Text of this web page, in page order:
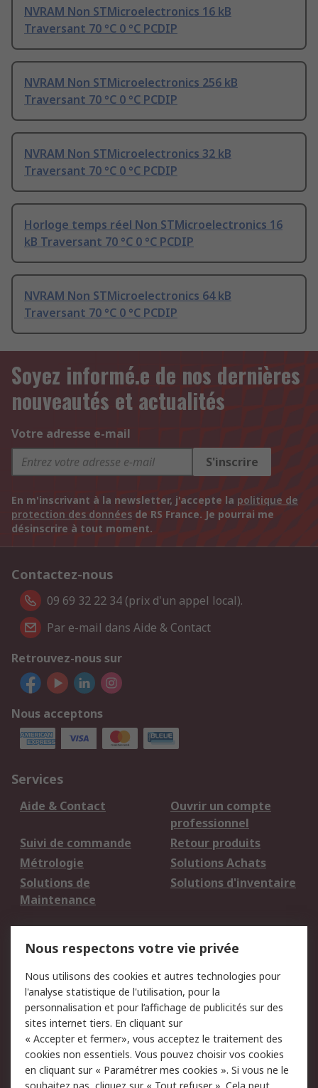
NVRAM Non STMicroelectronics 16 kB
Traversant 70 °C 0 °C PCDIP
NVRAM Non STMicroelectronics 256 kB
Traversant 70 °C 0 °C PCDIP
NVRAM Non STMicroelectronics 32 kB
Traversant 70 °C 0 °C PCDIP
Horloge temps réel Non STMicroelectronics 16
kB Traversant 70 °C 0 °C PCDIP
NVRAM Non STMicroelectronics 64 kB
Traversant 70 °C 0 °C PCDIP
Soyez informé.e de nos dernières
nouveautés et actualités
Votre adresse e-mail
S'inscrire
En m'inscrivant à la newsletter, j'accepte la politique de
protection des données de RS France. Je pourrai me
désinscrire à tout moment.
Contactez-nous
09 69 32 22 34 (prix d'un appel local).
Par e-mail dans Aide & Contact
Retrouvez-nous sur
Nous acceptons
Services
Aide & Contact
Ouvrir un compte
professionnel
Suivi de commande
Retour produits
Métrologie
Solutions Achats
Solutions de
Maintenance
Solutions d'inventaire
du site
Politique de protection
des données - Mise à
jour
Sécurité des E-mails
Conditions générales
de vente
Politique anti-
corruption
Nous respectons votre vie privée
Nous utilisons des cookies et autres technologies pour
l'analyse statistique de l'utilisation, pour la
personnalisation et pour l’affichage de publicités sur des
sites internet tiers. En cliquant sur
« Accepter et fermer», vous acceptez le traitement des
cookies non essentiels. Vous pouvez choisir vos cookies
en cliquant sur « Paramétrer mes cookies ». Si vous ne le